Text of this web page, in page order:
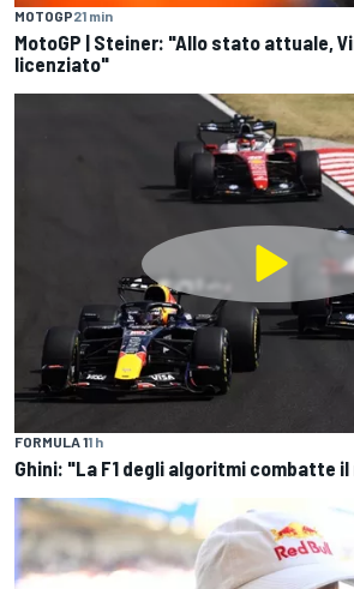
MOTOGP21 min
MotoGP | Steiner: "Allo stato attuale,
licenziato"
FORMULA 11 h
Ghini: "La F1 degli algoritmi combatte